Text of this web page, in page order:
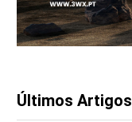
Últimos Artigos